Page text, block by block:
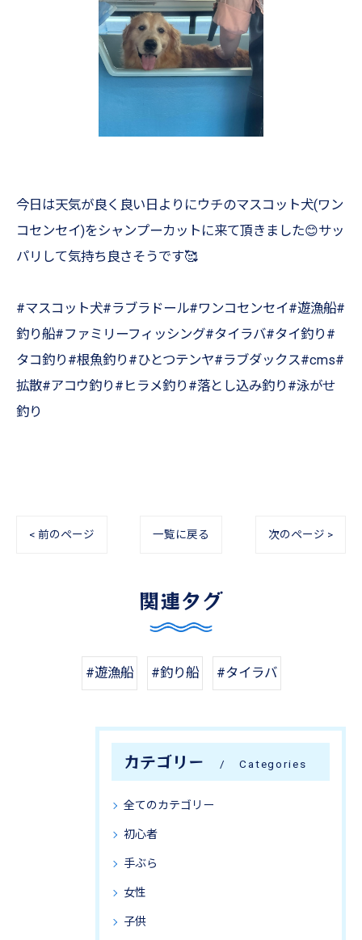
今日は天気が良く良い日よりにウチのマスコット犬(ワン
コセンセイ)をシャンプーカットに来て頂きました😊サッ
パリして気持ち良さそうです🥰
#マスコット犬#ラブラドール#ワンコセンセイ#遊漁船#
釣り船#ファミリーフィッシング#タイラバ#タイ釣り#
タコ釣り#根魚釣り#ひとつテンヤ#ラブダックス#cms#
拡散#アコウ釣り#ヒラメ釣り#落とし込み釣り#泳がせ
釣り
< 前のページ 一覧に戻る 次のページ >
関連タグ
#遊漁船 #釣り船 #タイラバ
カテゴリー Categories
全てのカテゴリー
初心者
手ぶら
女性
子供